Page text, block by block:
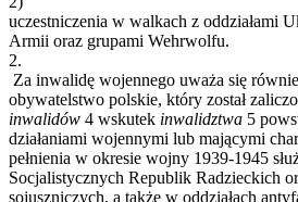
uczestniczenia w walkach z oddziałami
Armii oraz grupami Wehrwolfu.
2.
Za inwalidę wojennego uważa się
obywatelstwo polskie, który został
inwalidów 4 wskutek inwalidztwa 5
działaniami wojennymi lub mającymi
pełnienia w okresie wojny 1939-1945
Socjalistycznych Republik Radzieckich
sojuszniczych, a także w oddziałach